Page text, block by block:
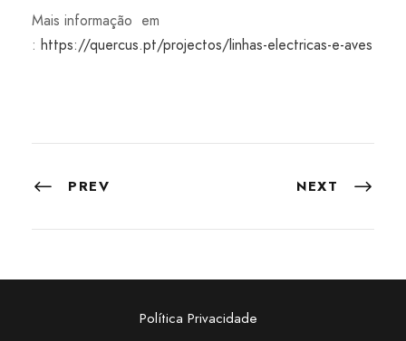
Mais informação em
: https://quercus.pt/projectos/linhas-electricas-e-aves
PREV NEXT
Política Privacidade